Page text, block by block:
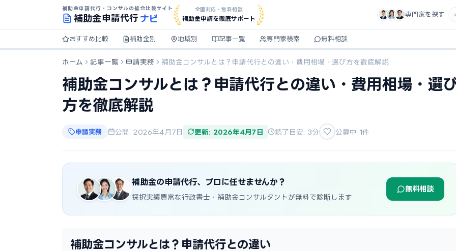
補助金申請代行・コンサルの総合比較サイト
補助金申請代行 ナビ
全国対応・無料相談
補助金申請を徹底サポート
専門家を探す
おすすめ比較 補助金別 地域別 記事一覧 専門家検索 無料相談
ホーム 記事一覧 申請実務 補助金コンサルとは？申請代行との違い・費用相場・選び方を徹底解説
補助金コンサルとは？申請代行との違い・費用相場・選
方を徹底解説
申請実務 公開: 2026年4月7日 更新: 2026年4月7日 読了目安: 3分 公募中 1件
補助金の申請代行、プロに任せませんか？
採択実績豊富な行政書士・補助金コンサルタントが無料で診断します
無料相談
補助金コンサルとは？申請代行との違い